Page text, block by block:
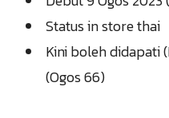
Status in store thai
Kini boleh didapati
(Ogos 66)